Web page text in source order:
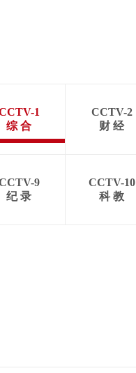
1
综 合
CCTV-2
财 经
9
纪 录
CCTV-10
科 教